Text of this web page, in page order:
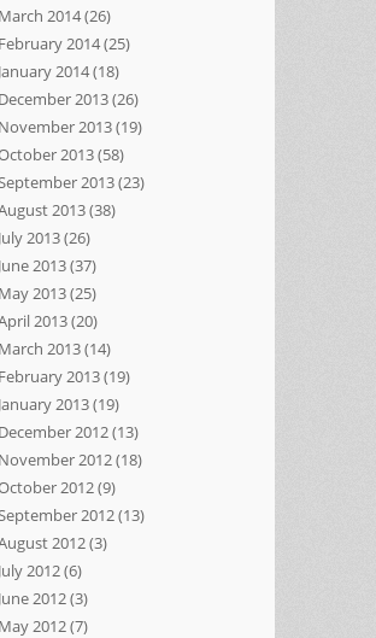
March 2014(26)
February 2014(25)
January 2014(18)
December 2013(26)
November 2013(19)
2013(58)
2013(23)
2013(38)
July 2013(26)
June 2013(37)
May 2013(25)
2013(20)
March 2013(14)
February 2013(19)
January 2013(19)
December 2012(13)
November 2012(18)
2012(9)
2012(13)
2012(3)
July 2012(6)
June 2012(3)
May 2012(7)